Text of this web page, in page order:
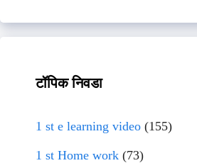
टॉपिक निवडा
1 st e learning video (155)
1 st Home work (73)